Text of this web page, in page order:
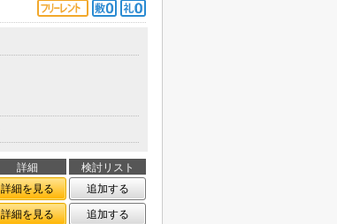
詳細
検討リスト
詳細を見る
追加する
詳細を見る 追加する